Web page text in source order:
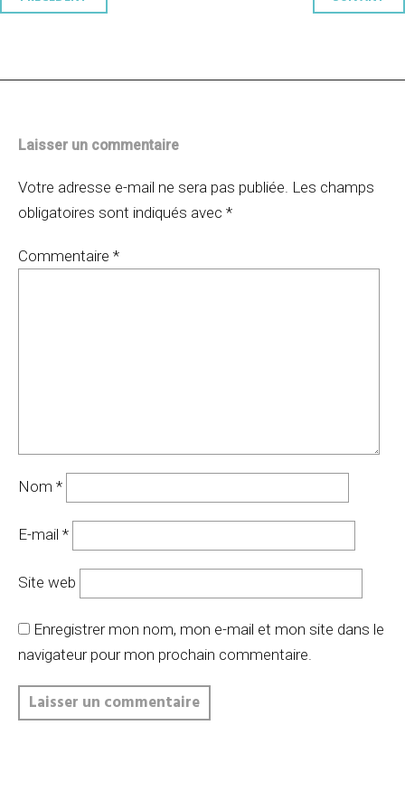
Laisser un commentaire
Votre adresse e-mail ne sera pas publiée. Les champs
obligatoires sont indiqués avec *
Commentaire *
Nom *
E-mail *
Site web
Enregistrer mon nom, mon e-mail et mon site dans le
navigateur pour mon prochain commentaire.